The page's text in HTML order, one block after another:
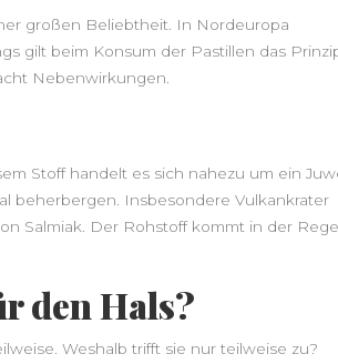
großen Beliebtheit. In Nordeuropa
gilt beim Konsum der Pastillen das
Nebenwirkungen.
Stoff handelt es sich nahezu um ein
beherbergen. Insbesondere Vulkankrater
Salmiak. Der Rohstoff kommt in der
den Hals?
Weshalb trifft sie nur teilweise zu?
Sommerläufe vs. Thermo-Leggings
für kühle Tage
Musik als Ausdruck deiner Seele: So
NationalgerichtRezepte.de –
Diabetiker-Socken: Schutz und